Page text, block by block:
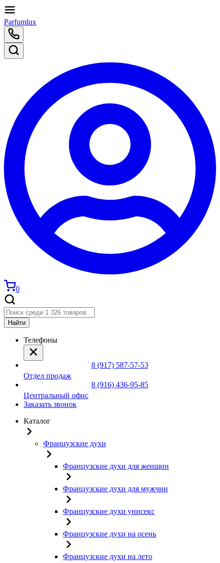
Parfumlux
0
Найти
Телефоны
8 (917) 587-57-53
Отдел продаж
8 (916) 436-95-85
Центральный офис
Заказать звонок
Каталог
Французские духи
Французские духи для женщин
Французские духи для мужчин
Французские духи унисекс
Французские духи на осень
Французские духи на лето